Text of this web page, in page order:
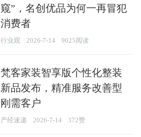
窥”，名创优品为何一再冒犯
消费者
行业观 2026-7-14 9025阅读
梵客家装智享版个性化整装
新品发布，精准服务改善型
刚需客户
产经速递 2026-7-14 372赞